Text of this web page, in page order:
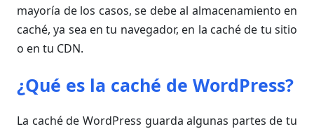
mayoría de los casos, se debe al almacenamiento en
caché, ya sea en tu navegador, en la caché de tu sitio
o en tu CDN.
¿Qué es la caché de WordPress?
La caché de WordPress guarda algunas partes de tu